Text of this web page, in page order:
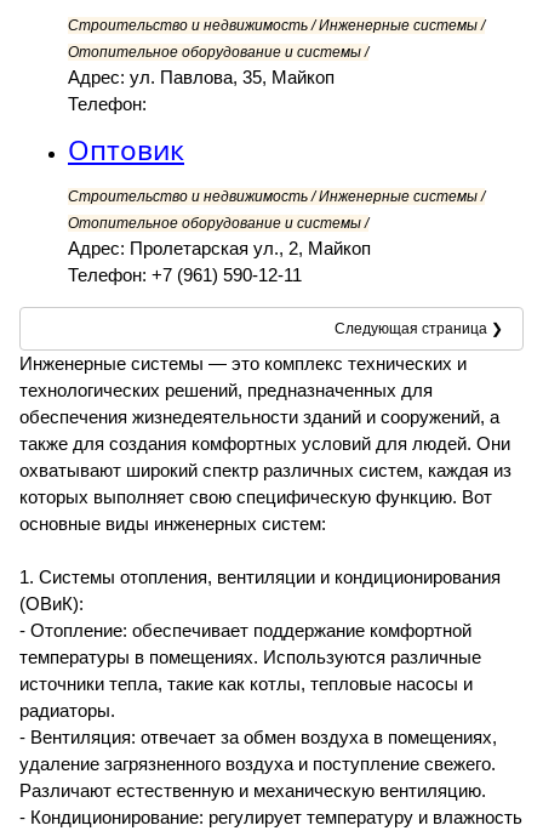
Строительство и недвижимость / Инженерные системы /
Отопительное оборудование и системы /
Адрес: ул. Павлова, 35, Майкоп
Телефон:
Оптовик
Строительство и недвижимость / Инженерные системы /
Отопительное оборудование и системы /
Адрес: Пролетарская ул., 2, Майкоп
Телефон: +7 (961) 590-12-11
Следующая страница ❯
Инженерные системы — это комплекс технических и
технологических решений, предназначенных для
обеспечения жизнедеятельности зданий и сооружений, а
также для создания комфортных условий для людей. Они
охватывают широкий спектр различных систем, каждая из
которых выполняет свою специфическую функцию. Вот
основные виды инженерных систем:
1. Системы отопления, вентиляции и кондиционирования
(ОВиК):
- Отопление: обеспечивает поддержание комфортной
температуры в помещениях. Используются различные
источники тепла, такие как котлы, тепловые насосы и
радиаторы.
- Вентиляция: отвечает за обмен воздуха в помещениях,
удаление загрязненного воздуха и поступление свежего.
Различают естественную и механическую вентиляцию.
- Кондиционирование: регулирует температуру и влажность